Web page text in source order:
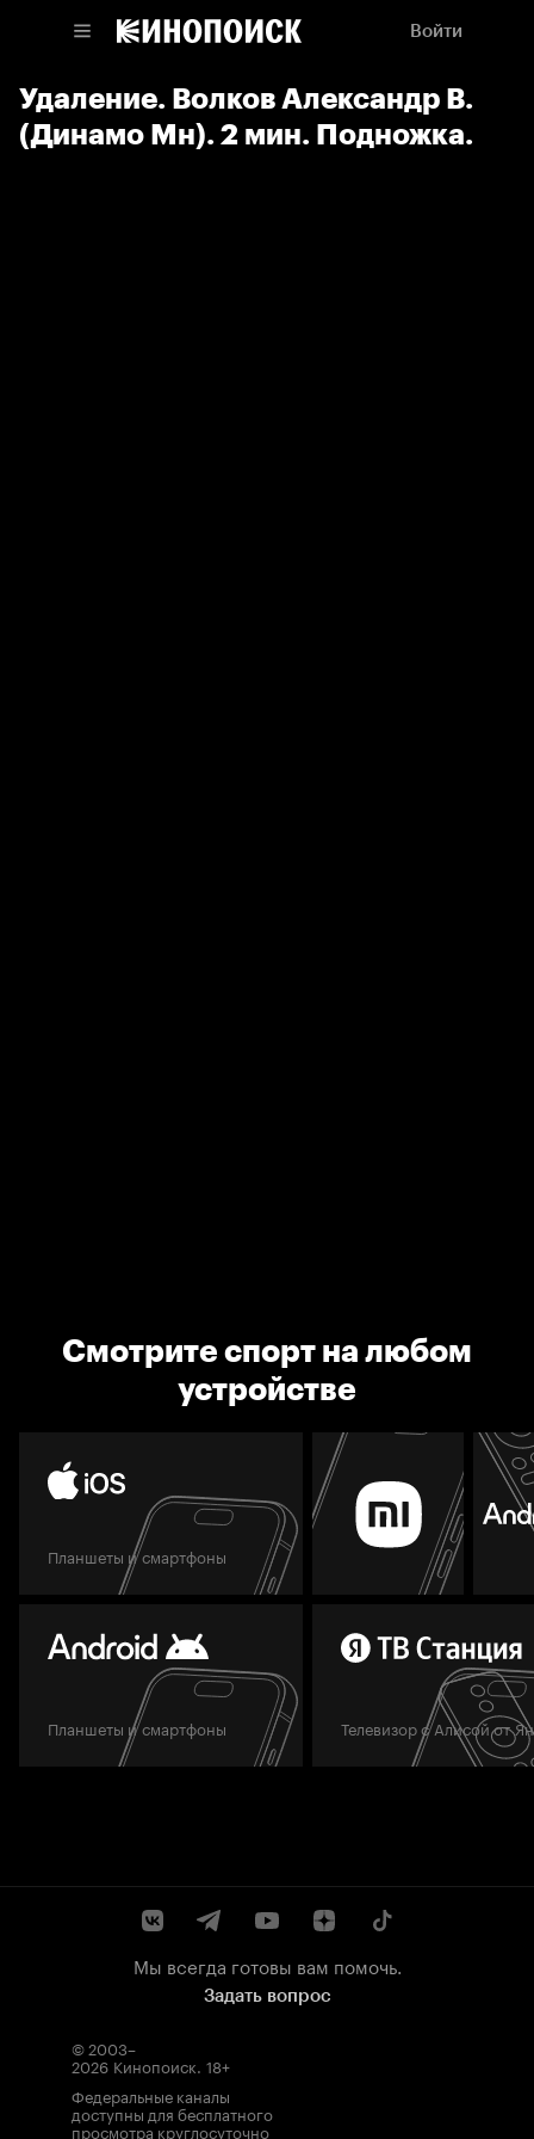
Войти
Удаление. Волков Александр В.
(Динамо Мн). 2 мин. Подножка.
Смотрите спорт на любом
устройстве
Планшеты и смартфоны
Планшеты и смартфоны Телевизор с Алисой от
Мы всегда готовы вам помочь.
Задать вопрос
© 2003–
2026 Кинопоиск. 18+
Федеральные каналы
доступны для бесплатного
просмотра круглосуточно